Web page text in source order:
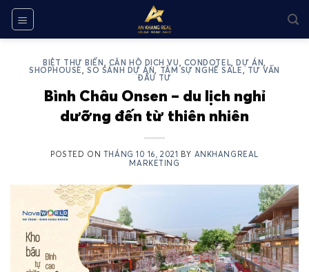
Skip
content
BIỆT THỰ BIỂN , CĂN HỘ DỊCH VỤ, CONDOTEL, DỰ ÁN,
SHOPHOUSE,SO SÁNH DỰ ÁN, TÂM SỰ NGHỀ SALE, TƯ VẤN
ĐẦU TƯ
Bình Châu Onsen – du lịch nghỉ
dưỡng đến từ thiên nhiên
POSTED ON THÁNG 10 16, 2021 BY ANKHANGREAL
MARKETING